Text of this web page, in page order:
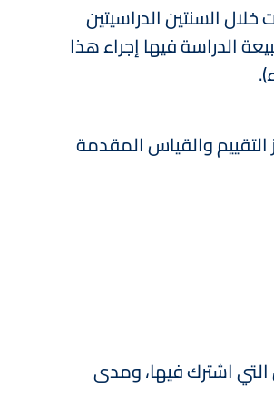
السنتين الدراسيتين
الدراسة فيها إجراء هذا
والقياس المقدمة
التي اشترك فيها، ومدى